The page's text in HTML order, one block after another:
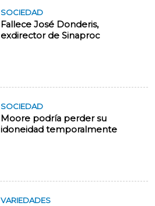
SOCIEDAD
Fallece José Donderis,
exdirector de Sinaproc
SOCIEDAD
Moore podría perder su
idoneidad temporalmente
VARIEDADES